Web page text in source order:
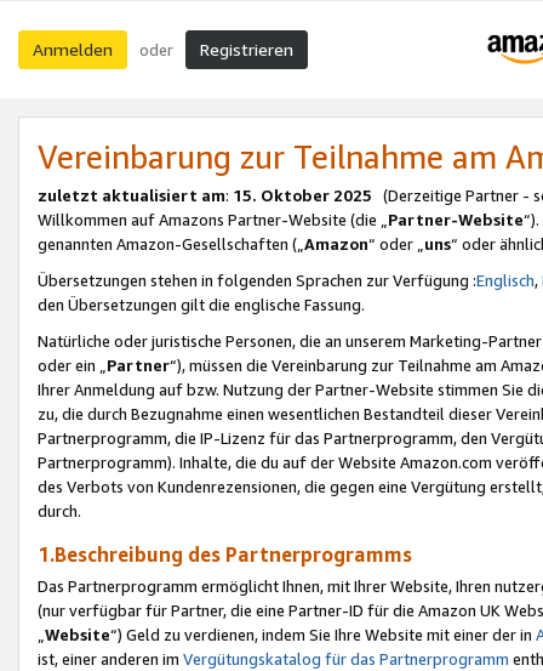
Anmelden oder Registrieren
Vereinbarung zur Teilnahme am
zuletzt aktualisiert am: 15. Oktober 2025 (Derzeitige Partner -
Willkommen auf Amazons Partner-Website (die „Partner-Website
genannten Amazon-Gesellschaften („Amazon“ oder „uns“ oder
Übersetzungen stehen in folgenden Sprachen zur Verfügung :Englisch,
den Übersetzungen gilt die englische Fassung.
Natürliche oder juristische Personen, die an unserem Marketing-
oder ein „Partner“), müssen die Vereinbarung zur Teilnahme am
Ihrer Anmeldung auf bzw. Nutzung der Partner-Website stimmen Sie
zu, die durch Bezugnahme einen wesentlichen Bestandteil dieser
Partnerprogramm, die IP-Lizenz für das Partnerprogramm, den
Partnerprogramm). Inhalte, die du auf der Website Amazon.com
des Verbots von Kundenrezensionen, die gegen eine Vergütung
durch.
1.Beschreibung des Partnerprogramms
Das Partnerprogramm ermöglicht Ihnen, mit Ihrer Website, Ihren
(nur verfügbar für Partner, die eine Partner-ID für die Amazon UK
Website“) Geld zu verdienen, indem Sie Ihre Website mit einer der in
ist, einer anderen im Vergütungskatalog für das Partnerprogramm